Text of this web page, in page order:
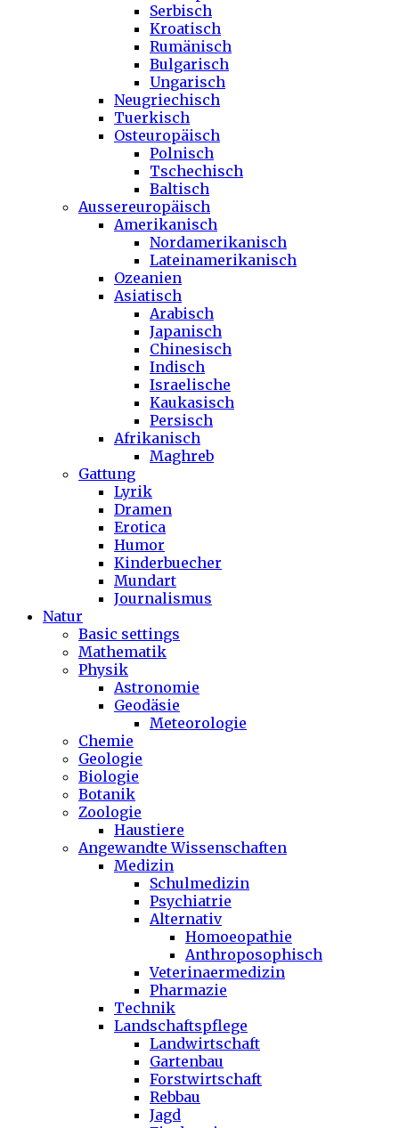
Serbisch
Kroatisch
Rumänisch
Bulgarisch
Ungarisch
Neugriechisch
Tuerkisch
Osteuropäisch
Polnisch
Tschechisch
Baltisch
Aussereuropäisch
Amerikanisch
Nordamerikanisch
Lateinamerikanisch
Ozeanien
Asiatisch
Arabisch
Japanisch
Chinesisch
Indisch
Israelische
Kaukasisch
Persisch
Afrikanisch
Maghreb
Gattung
Lyrik
Dramen
Erotica
Humor
Kinderbuecher
Mundart
Journalismus
Natur
Basic settings
Mathematik
Physik
Astronomie
Geodäsie
Meteorologie
Chemie
Geologie
Biologie
Botanik
Zoologie
Haustiere
Angewandte Wissenschaften
Medizin
Schulmedizin
Psychiatrie
Alternativ
Homoeopathie
Anthroposophisch
Veterinaermedizin
Pharmazie
Technik
Landschaftspflege
Landwirtschaft
Gartenbau
Forstwirtschaft
Rebbau
Jagd